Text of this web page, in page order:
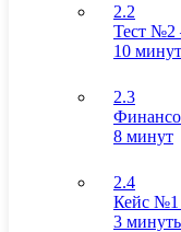
2.2
Тест №2
10 минут
2.3
8 минут
2.4
Кейс
3